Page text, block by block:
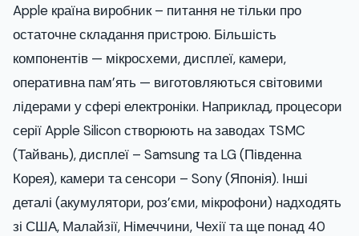
Apple країна виробник – питання не тільки про
остаточне складання пристрою. Більшість
компонентів — мікросхеми, дисплеї, камери,
оперативна пам’ять — виготовляються світовими
лідерами у сфері електроніки. Наприклад, процесори
серії Apple Silicon створюють на заводах TSMC
(Тайвань), дисплеї – Samsung та LG (Південна
Корея), камери та сенсори – Sony (Японія). Інші
деталі (акумулятори, роз’єми, мікрофони) надходять
зі США, Малайзії, Німеччини, Чехії та ще понад 40